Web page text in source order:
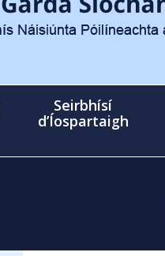
Seirbhísí
d’Íospartaigh